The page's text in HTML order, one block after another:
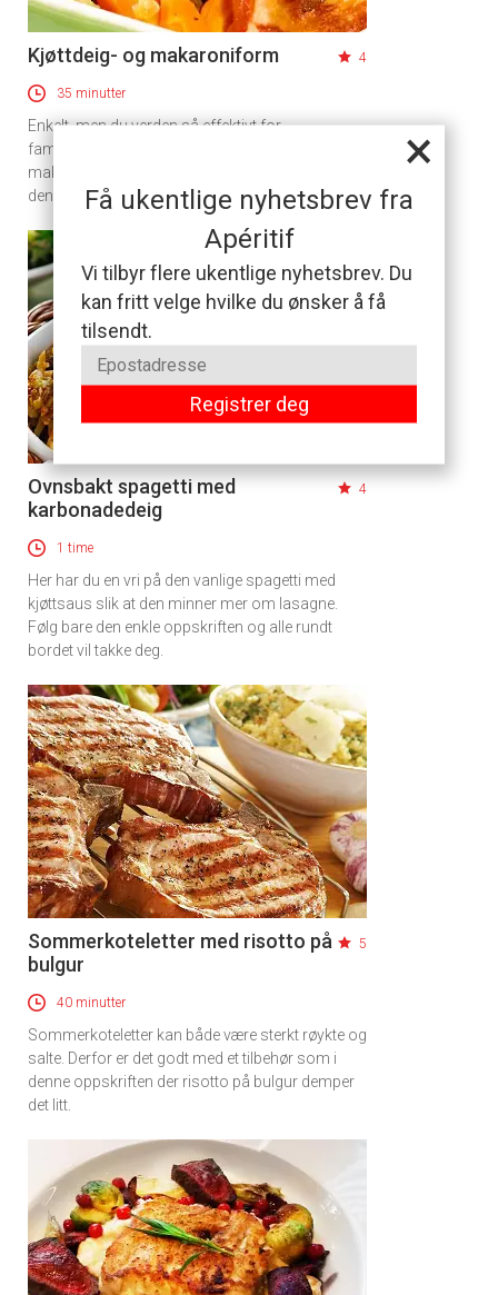
×
Få ukentlige nyhetsbrev fra
Apéritif
Vi tilbyr flere ukentlige nyhetsbrev. Du
kan fritt velge hvilke du ønsker å få
tilsendt.
Registrer deg
Kjøttdeig- og makaroniform 4
35 minutter
Enkelt, men du verden så effektivt for
familiefreden. Gratinert kjøttdeig- og
makaroniform er en oppskrift som holder det
den lover.
Ovnsbakt spagetti med
karbonadedeig
4
1 time
Her har du en vri på den vanlige spagetti med
kjøttsaus slik at den minner mer om lasagne.
Følg bare den enkle oppskriften og alle rundt
bordet vil takke deg.
Sommerkoteletter med risotto på
bulgur
5
40 minutter
Sommerkoteletter kan både være sterkt røykte og
salte. Derfor er det godt med et tilbehør som i
denne oppskriften der risotto på bulgur demper
det litt.